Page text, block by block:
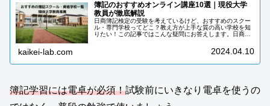
簿記のおすすめオンライン講座10選｜現役大学
教員が徹底解説
日商簿記検定の受験を考えているけど、おすすめのスクー
ル・専門学校ってどこ？教え方が上手な質の高い学校を知
りたい！この記事ではこんな疑問にお答えします。日商簿
kaikei-lab.com 2024.04.10
簿記学習には電卓が必須！試験前にいきなり電卓を使うの